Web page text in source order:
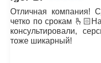
Отличная компания!
четко по срокам
консультировали,
тоже шикарный!